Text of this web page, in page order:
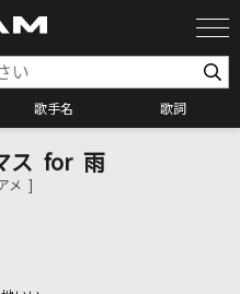
歌手名 歌詞
検索
ス for 雨
メ ]